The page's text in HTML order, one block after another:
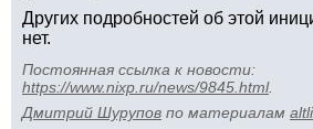
Других подробностей об этой
нет.
Постоянная ссылка к новости:
https://www.nixp.ru/news/9845.html.
Дмитрий Шурупов по материалам